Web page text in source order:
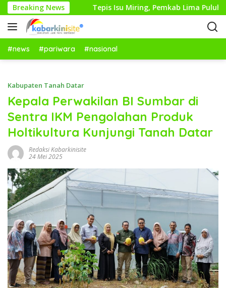
a
g
u
Breaking News
Maju Tepis Isu Miring, Pemkab Lima Puluh
#news #pariwara #nasional
Kabupaten Tanah Datar
Kepala Perwakilan BI Sumbar di
Sentra IKM Pengolahan Produk
Holtikultura Kunjungi Tanah Datar
Redaksi Kabarkinisite
24 Mei 2025